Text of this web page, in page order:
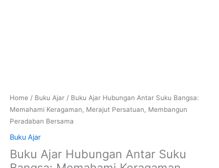
Home / Buku Ajar / Buku Ajar Hubungan Antar Suku Bangsa:
Memahami Keragaman, Merajut Persatuan, Membangun
Peradaban Bersama
Buku Ajar
Buku Ajar Hubungan Antar Suku